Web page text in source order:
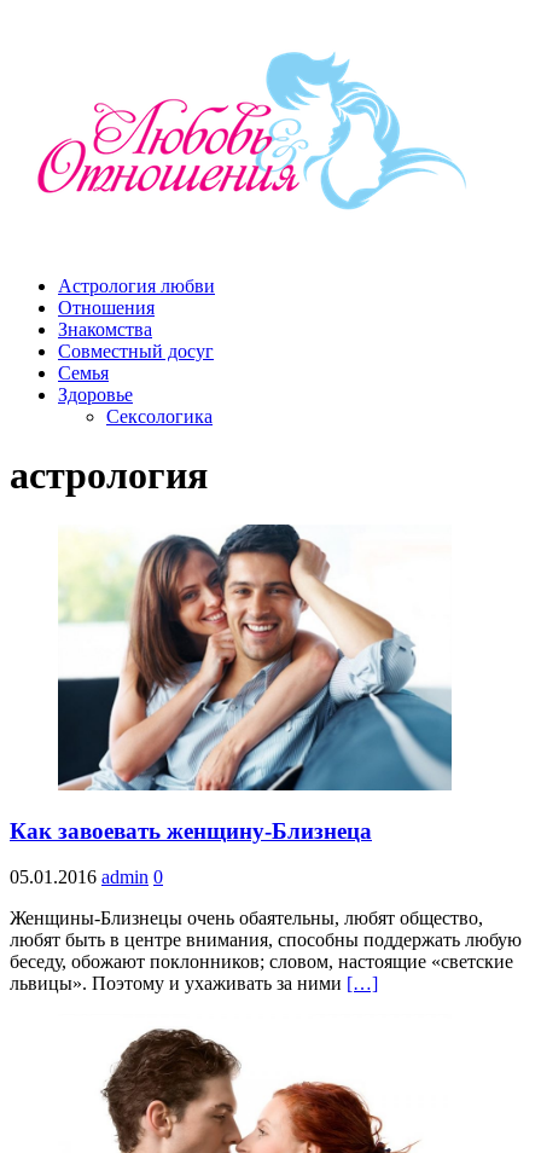
Астрология любви
Отношения
Знакомства
Совместный досуг
Семья
Здоровье
Сексологика
астрология
Как завоевать женщину-Близнеца
05.01.2016 admin 0
Женщины-Близнецы очень обаятельны, любят общество,
любят быть в центре внимания, способны поддержать любую
беседу, обожают поклонников; словом, настоящие «светские
львицы». Поэтому и ухаживать за ними […]